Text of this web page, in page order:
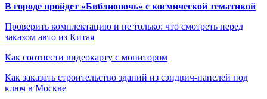
В городе пройдет «Библионочь» с космической тематикой
Проверить комплектацию и не только: что смотреть перед
заказом авто из Китая
Как соотнести видеокарту с монитором
Как заказать строительство зданий из сэндвич-панелей под
ключ в Москве